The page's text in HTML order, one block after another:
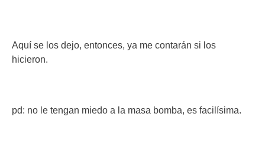
Aquí se los dejo, entonces, ya me contarán si los
hicieron.
pd: no le tengan miedo a la masa bomba, es facilísima.